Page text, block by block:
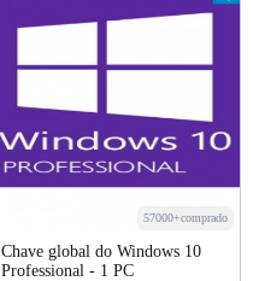
57000+comprado
Chave global do Windows 10
Professional - 1 PC